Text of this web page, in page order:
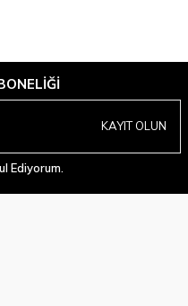
KAYIT OLUN
Ediyorum.